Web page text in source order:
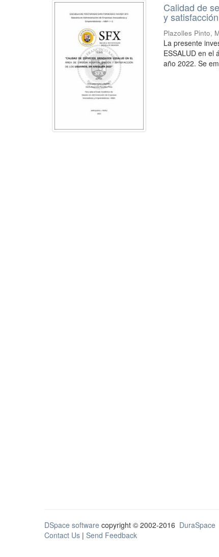
Calidad de
y
Plazolles Pinto,
La presente
ESSALUD en el
año 2022. Se
DSpace software copyright © 2002-2016 DuraSpace
Contact Us | Send Feedback